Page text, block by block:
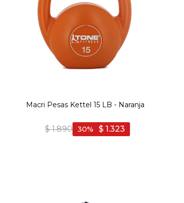
Macri Pesas Kettel 15 LB - Naranja
$ 1.890 $ 1.323
30